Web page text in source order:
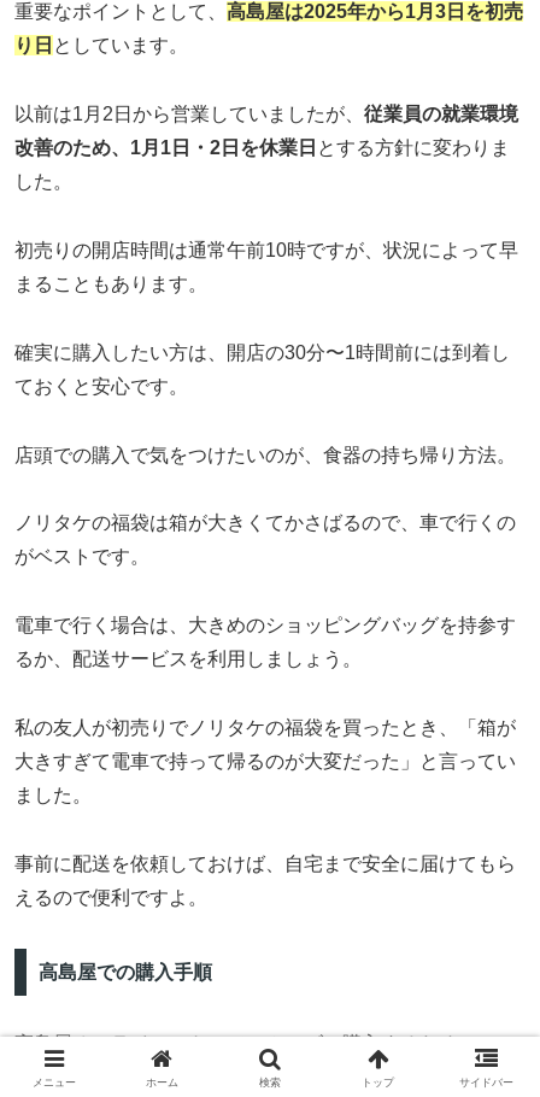
重要なポイントとして、 高島屋は2025年から1月3日を初売
り日 としています。
以前は1月2日から営業していましたが、 従業員の就業環境
改善のため、1月1日・2日を休業日 とする方針に変わりま
した。
初売りの開店時間は通常午前10時ですが、状況によって早
まることもあります。
確実に購入したい方は、開店の30分〜1時間前には到着し
ておくと安心です。
店頭での購入で気をつけたいのが、食器の持ち帰り方法。
ノリタケの福袋は箱が大きくてかさばるので、車で行くの
がベストです。
電車で行く場合は、大きめのショッピングバッグを持参す
るか、配送サービスを利用しましょう。
私の友人が初売りでノリタケの福袋を買ったとき、「箱が
大きすぎて電車で持って帰るのが大変だった」と言ってい
ました。
事前に配送を依頼しておけば、自宅まで安全に届けてもら
えるので便利ですよ。
高島屋での購入手順
高島屋オンラインストアでスムーズに購入するための、ス
テップバイステップのガイドをご紹介します。
メニュー ホーム 検索 トップ サイドバー